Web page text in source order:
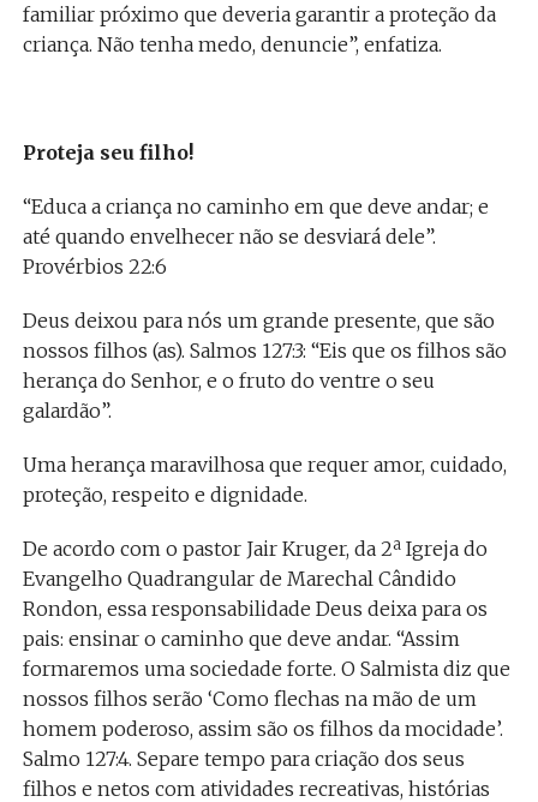
familiar próximo que deveria garantir a proteção da
criança. Não tenha medo, denuncie”, enfatiza.
Proteja seu filho!
“Educa a criança no caminho em que deve andar; e
até quando envelhecer não se desviará dele”.
Provérbios 22:6
Deus deixou para nós um grande presente, que são
nossos filhos (as). Salmos 127:3: “Eis que os filhos são
herança do Senhor, e o fruto do ventre o seu
galardão”.
Uma herança maravilhosa que requer amor, cuidado,
proteção, respeito e dignidade.
De acordo com o pastor Jair Kruger, da 2ª Igreja do
Evangelho Quadrangular de Marechal Cândido
Rondon, essa responsabilidade Deus deixa para os
pais: ensinar o caminho que deve andar. “Assim
formaremos uma sociedade forte. O Salmista diz que
nossos filhos serão ‘Como flechas na mão de um
homem poderoso, assim são os filhos da mocidade’.
Salmo 127:4. Separe tempo para criação dos seus
filhos e netos com atividades recreativas, histórias